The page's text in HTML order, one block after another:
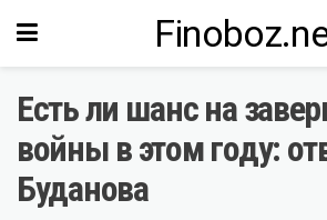
Есть ли шанс на
войны в этом году:
Буданова